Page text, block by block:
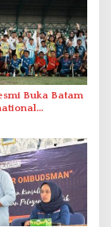
Buka Batam